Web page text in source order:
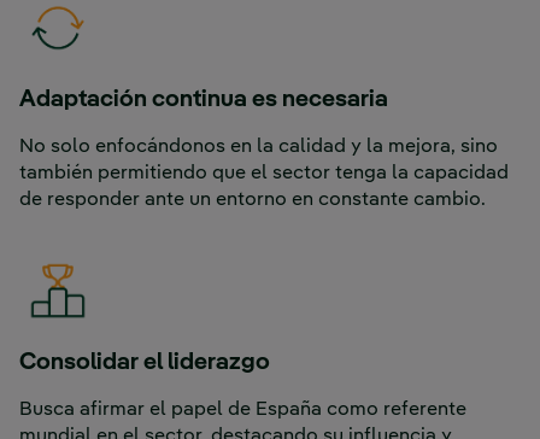
Adaptación continua es necesaria
No solo enfocándonos en la calidad y la mejora, sino
también permitiendo que el sector tenga la capacidad
de responder ante un entorno en constante cambio.
Consolidar el liderazgo
Busca afirmar el papel de España como referente